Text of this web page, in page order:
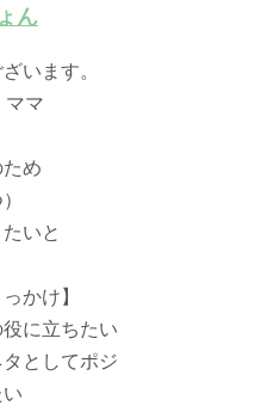
ん
います。
ママ
め
いと
かけ】
役に立ちたい
タとしてポジ